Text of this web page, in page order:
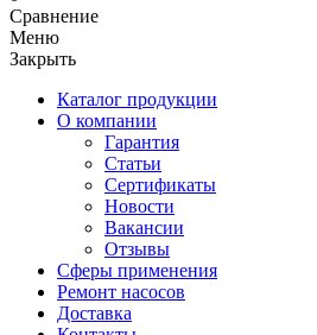
Сравнение
Меню
Закрыть
Каталог продукции
О компании
Гарантия
Статьи
Сертификаты
Новости
Вакансии
Отзывы
Сферы применения
Ремонт насосов
Доставка